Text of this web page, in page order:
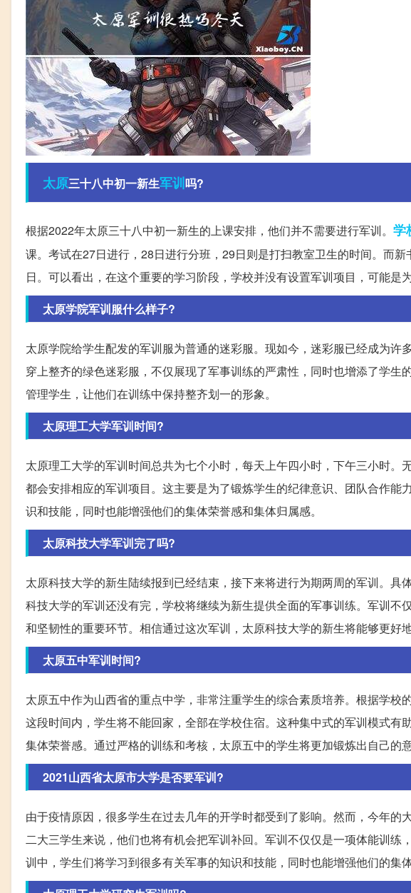
太原三十八中初一新生军训吗?
根据2022年太原三十八中初一新生的上课安排，他们并不需要进行军训。 学
课。考试在27日进行，28日进行分班，29日则是打扫教室卫生的时间。而
日。可以看出，在这个重要的学习阶段，学校并没有设置军训项目，可能是
太原学院军训服什么样子?
太原学院给学生配发的军训服为普通的迷彩服。现如今，迷彩服已经成为
穿上整齐的绿色迷彩服，不仅展现了军事训练的严肃性，同时也增添了学
管理学生，让他们在训练中保持整齐划一的形象。
太原理工大学军训时间?
太原理工大学的军训时间总共为七个小时，每天上午四小时，下午三小时
都会安排相应的军训项目。这主要是为了锻炼学生的纪律意识、团队合作
识和技能，同时也能增强他们的集体荣誉感和集体归属感。
太原科技大学军训完了吗?
太原科技大学的新生陆续报到已经结束，接下来将进行为期两周的军训。
科技大学的军训还没有完，学校将继续为新生提供全面的军事训练。军训
和坚韧性的重要环节。相信通过这次军训，太原科技大学的新生将能够更好
太原五中军训时间?
太原五中作为山西省的重点中学，非常注重学生的综合素质培养。根据学
这段时间内，学生将不能回家，全部在学校住宿。这种集中式的军训模式
集体荣誉感。通过严格的训练和考核，太原五中的学生将更加锻炼出自己的意
2021山西省太原市大学是否要军训?
由于疫情原因，很多学生在过去几年的开学时都受到了影响。然而，今年
二大三学生来说，他们也将有机会把军训补回。军训不仅仅是一项体能训
训中，学生们将学习到很多有关军事的知识和技能，同时也能增强他们的集